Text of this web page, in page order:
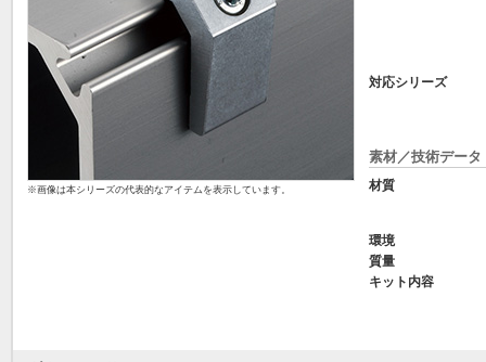
※画像は本シリーズの代表的なアイテムを表示しています。
対応シリーズ
素材／技術データ
材質
環境
質量
キット内容